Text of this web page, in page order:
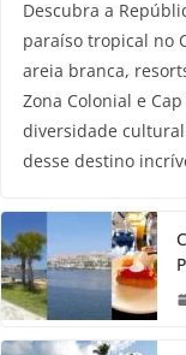
Descubra a
paraíso tropical no
areia branca,
Zona Colonial e
diversidade
desse destino